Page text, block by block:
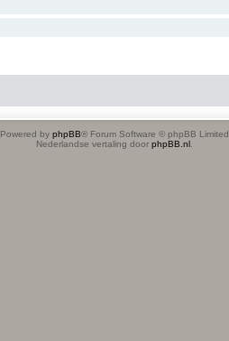
Powered by phpBB® Forum Software © phpBB Limited
Nederlandse vertaling door phpBB.nl.